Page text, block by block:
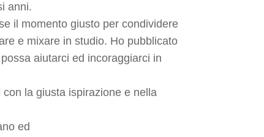
anni.
il momento giusto per condividere
e mixare in studio. Ho pubblicato
aiutarci ed incoraggiarci in
la giusta ispirazione e nella
ed